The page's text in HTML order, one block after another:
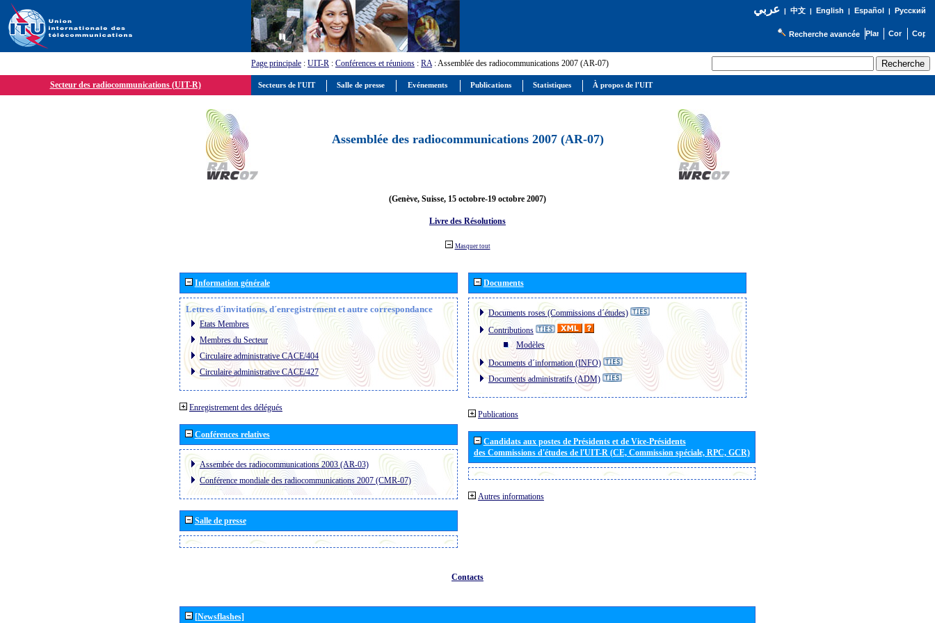
عربي| 中文| English | Español | Русский
Recherche avancée
Page principale : UIT-R : Conférences et réunions : RA: Assemblée des radiocommunications 2007 (AR-07)
Secteur des radiocommunications (UIT-R)
Assemblée des radiocommunications 2007 (AR-07)
(Genève, Suisse, 15 octobre-19 octobre 2007)
Livre des Résolutions
Masquer tout
Information générale
Lettres d´invitations, d´enregistrement et autre correspondance
Etats Membres
Membres du Secteur
Circulaire administrative CACE/404
Circulaire administrative CACE/427
Enregistrement des délégués
Conférences relatives
Assembée des radiocommunications 2003 (AR-03)
Conférence mondiale des radiocommunications 2007 (CMR-07)
Salle de presse
Documents
Documents roses (Commissions d´études)
Contributions
Modèles
Documents d´information (INFO)
Documents administratifs (ADM)
Publications
Candidats aux postes de Présidents et de Vice-Présidents
des Commissions d'études de l'UIT-R (CE, Commission spéciale, RPC, GCR)
Autres informations
Contacts
[Newsflashes]
Secteurs de l'UIT Salle de presse Evénements Publications Statistiques À propos de l'UIT